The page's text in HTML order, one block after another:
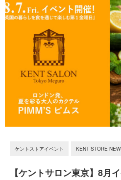
ケントストアイベント KENT STORE
【ケントサロン東京】8月